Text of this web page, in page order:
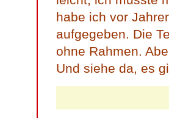
habe ich vor
aufgegeben. Die
ohne Rahmen.
Und siehe da, es